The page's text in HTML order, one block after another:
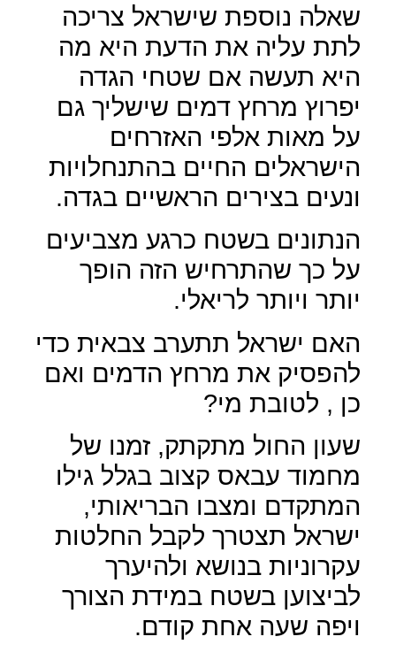
שאלה נוספת שישראל צריכה
לתת עליה את הדעת היא מה
היא תעשה אם שטחי הגדה
יפרוץ מרחץ דמים שישליך גם
על מאות אלפי האזרחים
הישראלים החיים בהתנחלויות
ונעים בצירים הראשיים בגדה.
הנתונים בשטח כרגע מצביעים
על כך שהתרחיש הזה הופך
יותר ויותר לריאלי.
האם ישראל תתערב צבאית כדי
להפסיק את מרחץ הדמים ואם
כן , לטובת מי?
שעון החול מתקתק, זמנו של
מחמוד עבאס קצוב בגלל גילו
המתקדם ומצבו הבריאותי,
ישראל תצטרך לקבל החלטות
עקרוניות בנושא ולהיערך
לביצוען בשטח במידת הצורך
ויפה שעה אחת קודם.